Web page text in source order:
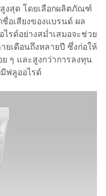
งสุด โดยเลือกผลิตภัณฑ์
อเสียงของแบรนด์ ผล
รด์อย่างสม่ำเสมอจะช่วย
ยเดือนถึงหลายปี ซึ่งก่อให้
ๆ และสูงกว่าการลงทุน
ฟลูออไรด์